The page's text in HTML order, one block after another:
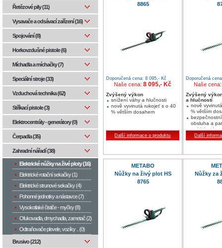
8865
Doporučená cena: 8 095,- Kč
Naše cena: 8 095,- Kč
Zvýšený výkon
snížení váhy a hlučnosti
nově vyvinutá rukojeť s o 40
% větším dosahem
Další informace o produktu
Doporučená
Naše
Zvýšený
a hlučností
nově
% větším
obsluha a
rychlobrzda
Další
METABO
Nůžky na živý plot HS
8765
Nůžky za
Řetězové pily (11)
Vysavače a odsávací zařízení (16)
Spojování (8)
Horkovzdušné pistole (6)
Míchadla a míchačky (7)
Speciální stroje (33)
Vzduchová technika (62)
Stříkací pistole (3)
Elektrocentrály - generátory (0)
Čerpadla (35)
Zahradní nářadí (38)
Elektrické nůžky na živé ploty (16)
Elektrické rotační sekačky (1)
Elektrické strunové sekačky (4)
Pohonné jednotky a nástavce (7)
Vysokotlaké čističe - myčky (8)
Ofukovadla, dmychadla, zametač (2)
Odtraňovače plevele, vozíky .. (0)
Brusivo (212)